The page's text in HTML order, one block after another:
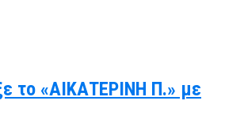
το «ΑΙΚΑΤΕΡΙΝΗ Π.» με